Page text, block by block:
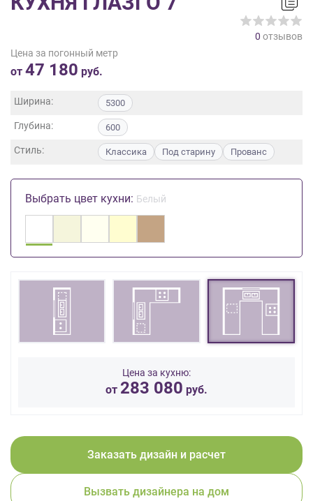
0 отзывов
Цена за погонный метр
от 47 180 руб.
Ширина: 5300
Глубина: 600
Стиль: Классика Под старину Прованс
Выбрать цвет кухни: Белый
Цена за кухню:
от 283 080 руб.
Заказать дизайн и расчет
Вызвать дизайнера на дом
данных ,
Согласие
обработку
данных
порядке
условиях
персональных